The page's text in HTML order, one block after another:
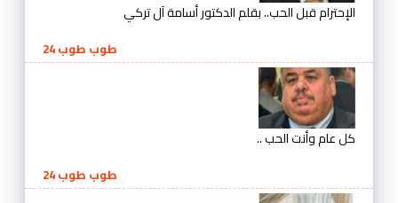
الإحترام قبل الحب.. بقلم الدكتور أسامة آل تركي
طوب طوب 24
كل عام وأنت الحب ..
طوب طوب 24